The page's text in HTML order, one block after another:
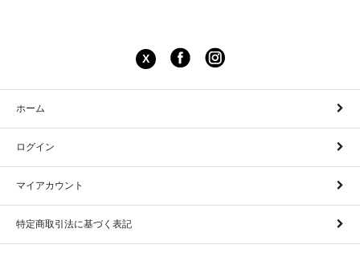
X
ホーム
ログイン
マイアカウント
特定商取引法に基づく表記